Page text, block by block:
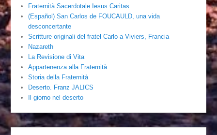
Fraternità Sacerdotale Iesus Caritas
(Español) San Carlos de FOUCAULD, una vida
desconcertante
Scritture originali del fratel Carlo a Viviers, Francia
Nazareth
La Revisione di Vita
Appartenenza alla Fraternità
Storia della Fraternità
Deserto. Franz JALICS
Il giorno nel deserto